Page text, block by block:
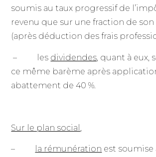
soumis au taux progressif de
revenu que sur une fraction de
(après déduction des frais
– les dividendes, quant à eux,
ce même barème après
abattement de 40 %.
Sur le plan social
– la rémunération est soumise